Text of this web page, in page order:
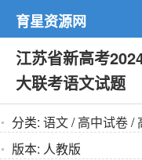
育星资源网
江苏省新高考
大联考语文试题
分类: 语文/高中试卷/
版本: 人教版